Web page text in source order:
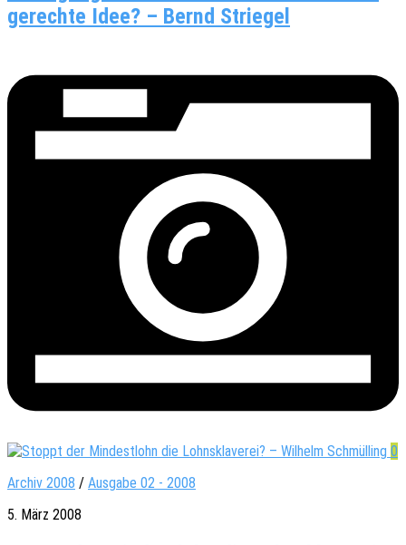
gerechte Idee? – Bernd Striegel
0
Archiv 2008 / Ausgabe 02 - 2008
5. März 2008